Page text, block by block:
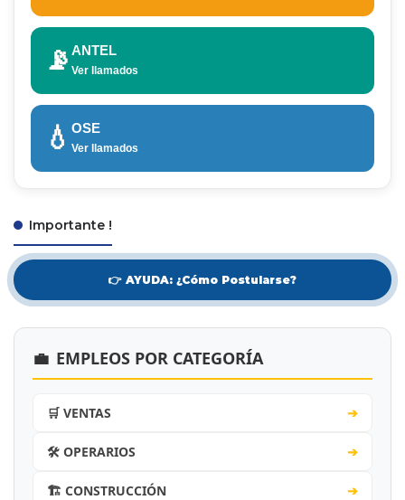
📡 ANTEL
Ver llamados
💧 OSE
Ver llamados
Importante !
👉 AYUDA: ¿Cómo Postularse?
💼 EMPLEOS POR CATEGORÍA
🛒 VENTAS ➔
🛠️ OPERARIOS ➔
🏗️ CONSTRUCCIÓN ➔